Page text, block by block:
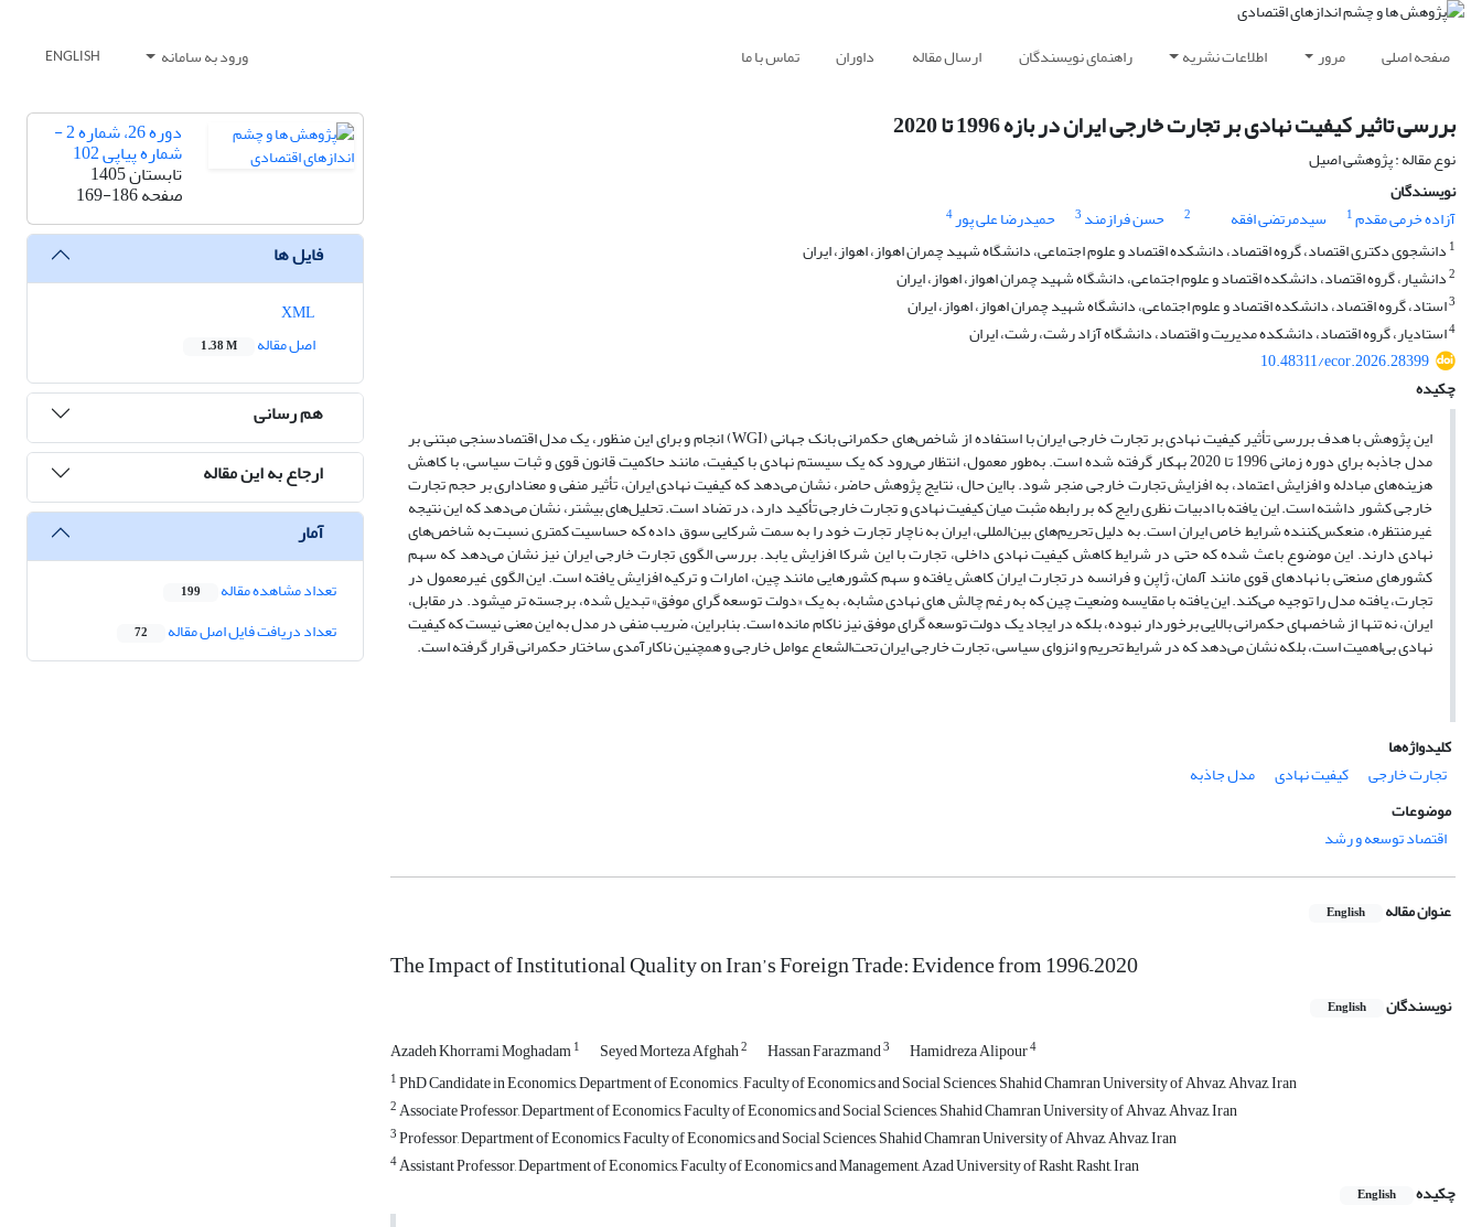
صفحه اصلی مرور اطلاعات نشریه راهنمای نویسندگان ارسال مقاله داوران تماس با ما ورود به سامانه ENGLISH
بررسی تاثیر کیفیت نهادی بر تجارت خارجی ایران در بازه 1996 تا 2020
نوع مقاله : پژوهشی اصیل
نویسندگان
آزاده خرمی مقدم1 سیدمرتضی افقه 2 حسن فرازمند 3 حمیدرضا علی پور4
1 دانشجوی دکتری اقتصاد، گروه اقتصاد، دانشکده اقتصاد و علوم اجتماعی، دانشگاه شهید چمران اهواز، اهواز، ایران
2دانشیار، گروه اقتصاد، دانشکده اقتصاد و علوم اجتماعی، دانشگاه شهید چمران اهواز، اهواز، ایران
3استاد، گروه اقتصاد، دانشکده اقتصاد و علوم اجتماعی، دانشگاه شهید چمران اهواز، اهواز، ایران
4استادیار، گروه اقتصاد، دانشکده مدیریت و اقتصاد، دانشگاه آزاد رشت، رشت، ایران
10.48311/ecor.2026.28399
چکیده
این پژوهش با هدف بررسی تأثیر کیفیت نهادی بر تجارت خارجی ایران با استفاده از شاخص‌های حکمرانی بانک جهانی(WGI)انجام وبرای این منظور، یک مدل اقتصادسنجی مبتنی بر
مدل جاذبه برای دوره زمانی 1996 تا 2020 به‎کار گرفته شده است. به‌طور معمول، انتظار می‌رود که یکسیستم نهادی با کیفیت، مانند حاکمیت قانون قوی و ثبات سیاسی، با کاهش
هزینه‌های مبادله و افزایش اعتماد، به افزایش تجارت خارجی منجر شود.با­این­ حال، نتایج پژوهش حاضر، نشان می‌دهد که کیفیت نهادی ایران، تأثیر منفی و معناداری بر حجم تجارت
خارجی کشور داشته است.این یافته با ادبیات نظری رایج که بر رابطه مثبت میان کیفیت نهادی و تجارت خارجی تأکید دارد، در تضاد است.تحلیل‌های بیشتر، نشان می‌دهد که این نتیجه
غیرمنتظره، منعکس‌کننده شرایط خاص ایران است.به­ دلیل تحریم‌های بین‌المللی، ایران به ناچار تجارت خود را به سمت شرکایی سوق داده که حساسیت کمتری نسبت به شاخص‌های
نهادی دارند.این موضوع باعث شده که حتی در شرایط کاهش کیفیت نهادی داخلی، تجارت با این شرکا افزایش یابد.بررسی الگوی تجارت خارجی ایران نیز نشان می‌دهد که سهم
کشورهای صنعتی با نهادهای قوی مانند آلمان، ژاپن و فرانسه در تجارت ایران کاهش یافته و سهم کشورهایی مانند چین، امارات و ترکیه افزایش یافته است.این الگوی غیرمعمول در
تجارت، یافته مدل را توجیه می‌کند.این یافته با مقایسه وضعیت چین که به­ رغم چالش­ های نهادی مشابه، به یک «دولت توسعه­ گرای موفق» تبدیل شده، برجسته تر می­شود. در مقابل،
ایران، نه ­تنها از شاخص­های حکمرانی بالایی برخوردار نبوده، بلکه در ایجاد یک دولت توسعه­ گرای موفق نیز ناکام مانده است. بنابراین، ضریب منفی در مدل به این معنی نیست که کیفیت
نهادی بی‌اهمیت است، بلکه نشان می‌دهد که در شرایط تحریم و انزوای سیاسی، تجارت خارجی ایران تحت‌الشعاع عوامل خارجی و همچنین ناکارآمدی ساختار حکمرانی قرار گرفته است.
کلیدواژه‌ها
تجارت خارجی
کیفیت نهادی
مدل جاذبه
موضوعات
اقتصاد توسعه و رشد
عنوان مقاله English
The Impact of Institutional Quality on Iran’s Foreign Trade: Evidence from 1996–2020
نویسندگان English
Azadeh Khorrami Moghadam1 Seyed Morteza Afghah2 Hassan Farazmand3 Hamidreza Alipour4
1PhD Candidate in Economics, Department of Economics , Faculty of Economics and Social Sciences, Shahid Chamran University of Ahvaz, Ahvaz, Iran
2Associate Professor, Department of Economics, Faculty of Economics and Social Sciences, Shahid Chamran University of Ahvaz, Ahvaz, Iran
3Professor, Department of Economics, Faculty of Economics and Social Sciences, Shahid Chamran University of Ahvaz, Ahvaz, Iran
4Assistant Professor, Department of Economics, Faculty of Economics and Management, Azad University of Rasht, Rasht, Iran
چکیده
English
دوره 26، شماره 2 -
شماره پیاپی 102
تابستان 1405
صفحه169-186
فایل ها
اصل مقاله
1.38 M
هم رسانی
ارجاع به این مقاله
آمار
تعداد مشاهده مقاله 199
تعداد دریافت فایل اصل مقاله 72